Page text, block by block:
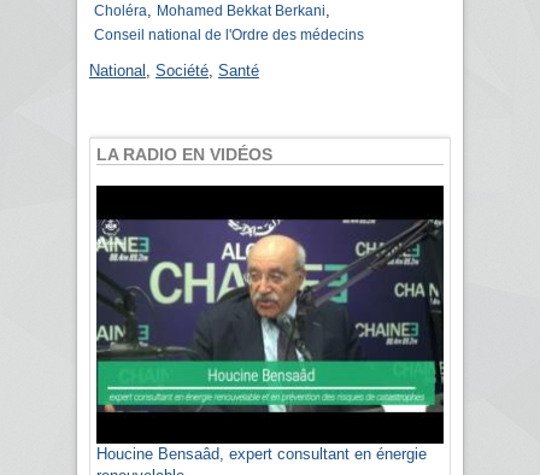
Choléra
Mohamed Bekkat Berkani
Conseil national de l'Ordre des médecins
National Société Santé
LA RADIO EN VIDÉOS
Houcine Bensaâd, expert consultant en énergie